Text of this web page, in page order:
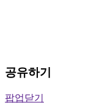
공유하기
팝업닫기